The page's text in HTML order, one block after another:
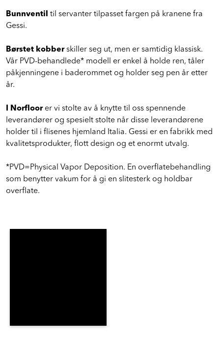
Bunnventil til servanter tilpasset fargen på kranene fra
Gessi.
Børstet kobberskiller seg ut, men er samtidig klassisk.
Vår PVD-behandlede* modell er enkel å holde ren, tåler
påkjenningene i baderommet og holder seg pen år etter
år.
I Norfloorer vi stolte av å knytte til oss spennende
leverandører og spesielt stolte når disse leverandørene
holder til i flisenes hjemland Italia. Gessi er en fabrikk med
kvalitetsprodukter, flott design og et enormt utvalg.
*PVD=Physical Vapor Deposition. En overflatebehandling
som benytter vakum for å gi en slitesterk og holdbar
overflate.